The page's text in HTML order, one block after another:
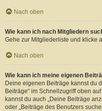
Nach oben
Wie kann ich nach Mitgliedern
Gehe zur Mitgliederliste und klicke
Nach oben
Wie kann ich meine eigenen
Deine eigenen Beiträge kannst du
Beiträge“ im Schnellzugriff oben
kannst du auch „Deine Beiträge
oder „Beiträge des Benutzers